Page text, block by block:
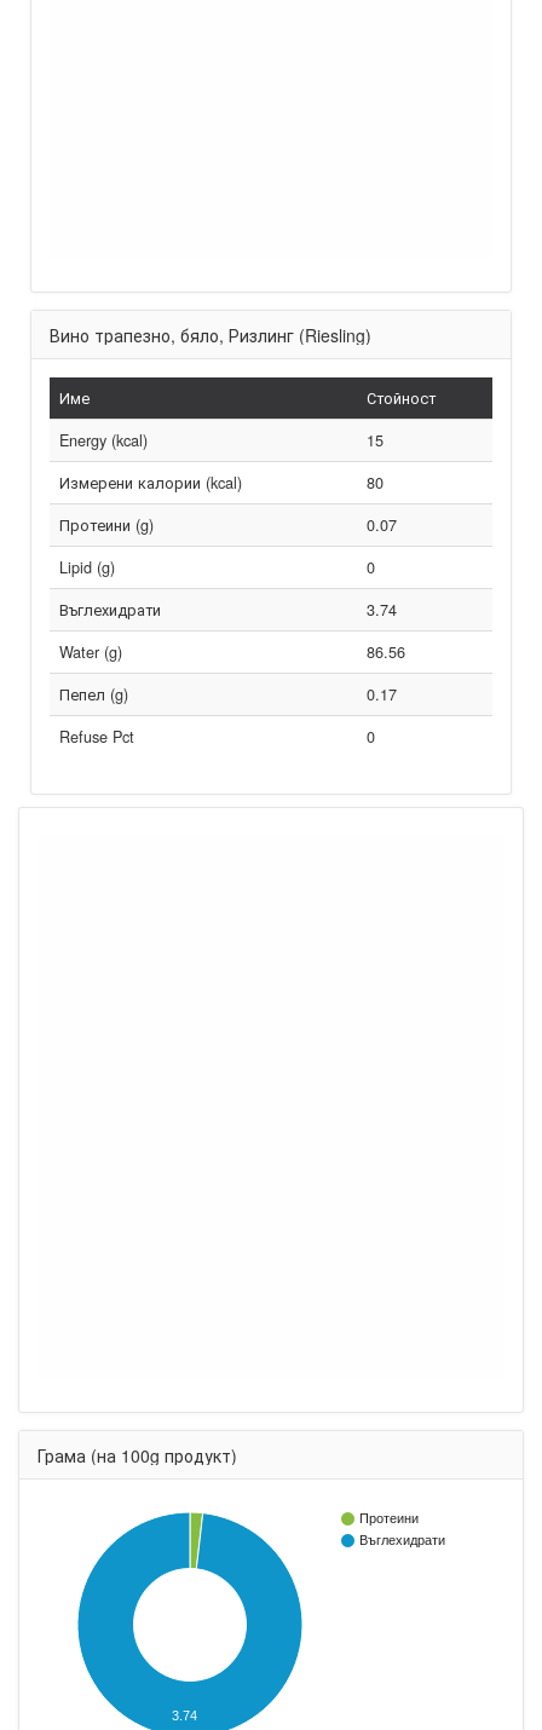
Вино трапезно, бяло, Ризлинг (Riesling)
Име
Стойност
Energy (kcal)
15
Измерени калории (kcal)
80
Протеини (g)
0.07
Lipid (g)
0
Въглехидрати
3.74
Water (g)
86.56
Пепел (g)
0.17
Refuse Pct
0
Грама (на 100g продукт)
Протеини
Въглехидрати
3.74